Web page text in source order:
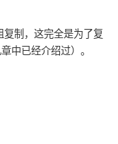
制，这完全是为了复
中已经介绍过）。